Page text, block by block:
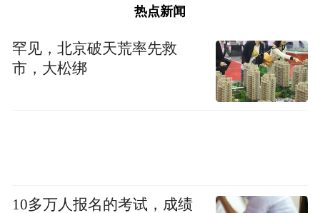
门诊慢特病患者邱某、柯某的门诊购药报销
开展深入分析研判，并将相关线索移送公安
机关侦办。经查，邱某、柯某以非法占有为
目的，利用自身门诊慢特病医保待遇，虚开
77851.73元，二人共同犯罪金额为40825.78
热点新闻
罕见，北京破天荒率先救
市，大松绑
10多万人报名的考试，成绩